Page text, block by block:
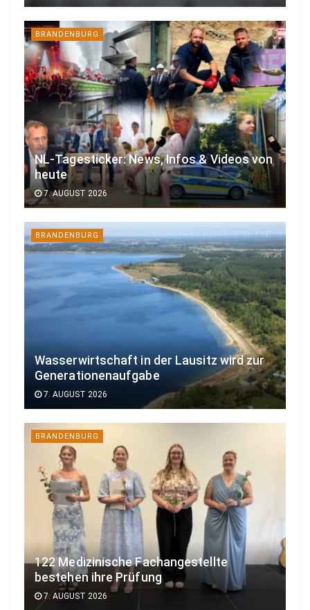
BRANDENBURG
NL-Tagesticker: News, Infos & Videos von
heute
7. AUGUST 2026
BRANDENBURG
Wasserwirtschaft in der Lausitz wird zur
Generationenaufgabe
7. AUGUST 2026
BRANDENBURG
122 Medizinische Fachangestellte
bestehen ihre Prüfung
7. AUGUST 2026